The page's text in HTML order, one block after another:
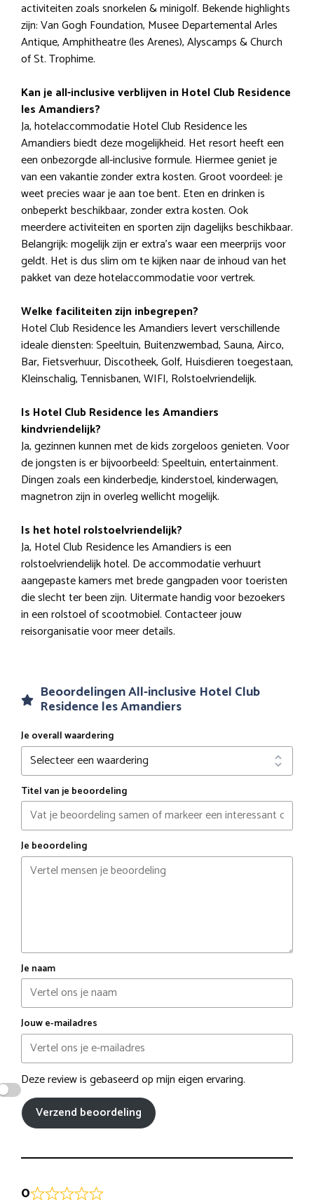
activiteiten zoals snorkelen & minigolf. Bekende highlights
zijn: Van Gogh Foundation, Musee Departemental Arles
Antique, Amphitheatre (les Arenes), Alyscamps & Church
of St. Trophime.
Kan je all-inclusive verblijven in Hotel Club Residence
les Amandiers?
Ja, hotelaccommodatie Hotel Club Residence les
Amandiers biedt deze mogelijkheid. Het resort heeft een
een onbezorgde all-inclusive formule. Hiermee geniet je
van een vakantie zonder extra kosten. Groot voordeel: je
weet precies waar je aan toe bent. Eten en drinken is
onbeperkt beschikbaar, zonder extra kosten. Ook
meerdere activiteiten en sporten zijn dagelijks beschikbaar.
Belangrijk: mogelijk zijn er extra’s waar een meerprijs voor
geldt. Het is dus slim om te kijken naar de inhoud van het
pakket van deze hotelaccommodatie voor vertrek.
Welke faciliteiten zijn inbegrepen?
Hotel Club Residence les Amandiers levert verschillende
ideale diensten: Speeltuin, Buitenzwembad, Sauna, Airco,
Bar, Fietsverhuur, Discotheek, Golf, Huisdieren toegestaan,
Kleinschalig, Tennisbanen, WIFI, Rolstoelvriendelijk.
Is Hotel Club Residence les Amandiers
kindvriendelijk?
Ja, gezinnen kunnen met de kids zorgeloos genieten. Voor
de jongsten is er bijvoorbeeld: Speeltuin, entertainment.
Dingen zoals een kinderbedje, kinderstoel, kinderwagen,
magnetron zijn in overleg wellicht mogelijk.
Is het hotel rolstoelvriendelijk?
Ja, Hotel Club Residence les Amandiers is een
rolstoelvriendelijk hotel. De accommodatie verhuurt
aangepaste kamers met brede gangpaden voor toeristen
die slecht ter been zijn. Uitermate handig voor bezoekers
in een rolstoel of scootmobiel. Contacteer jouw
reisorganisatie voor meer details.
Beoordelingen All-inclusive Hotel Club
Residence les Amandiers
Je overall waardering
Titel van je beoordeling
Je beoordeling
Je naam
Jouw e-mailadres
Deze review is gebaseerd op mijn eigen ervaring.
Verzend beoordeling
0